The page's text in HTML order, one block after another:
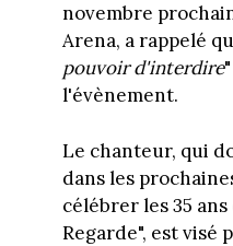
novembre
Arena, a rappelé
pouvoir d'interdire
l'évènement.
Le chanteur, qui
dans les
célébrer les 35
Regarde", est visé